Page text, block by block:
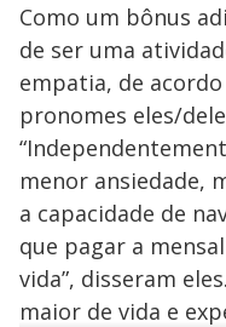
Como um bônus
de ser uma
empatia, de
pronomes eles/
menor ansiedade,
a capacidade de
que pagar a
vida”, disseram
maior de vida e